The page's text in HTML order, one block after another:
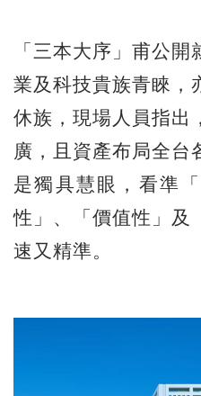
「三本大序」甫公
業及科技貴族青睞，
休族，現場人員指出
廣，且資產布局全台
是獨具慧眼，看準
性」、「價值性」及
速又精準。